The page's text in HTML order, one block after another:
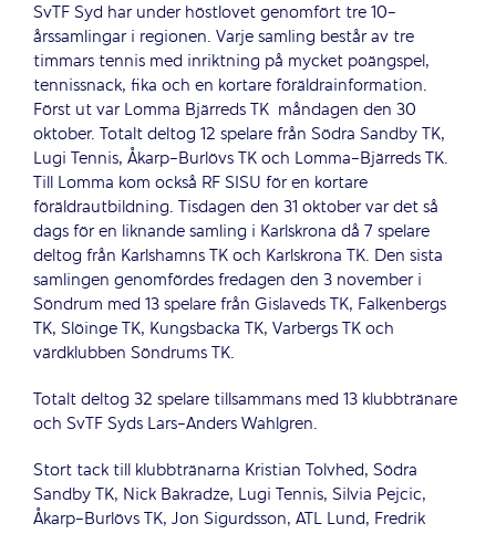
SvTF Syd har under höstlovet genomfört tre 10-
årssamlingar i regionen. Varje samling består av tre
timmars tennis med inriktning på mycket poängspel,
tennissnack, fika och en kortare föräldrainformation.
Först ut var Lomma Bjärreds TK måndagen den 30
oktober. Totalt deltog 12 spelare från Södra Sandby TK,
Lugi Tennis, Åkarp-Burlövs TK och Lomma-Bjärreds TK.
Till Lomma kom också RF SISU för en kortare
föräldrautbildning. Tisdagen den 31 oktober var det så
dags för en liknande samling i Karlskrona då 7 spelare
deltog från Karlshamns TK och Karlskrona TK. Den sista
samlingen genomfördes fredagen den 3 november i
Söndrum med 13 spelare från Gislaveds TK, Falkenbergs
TK, Slöinge TK, Kungsbacka TK, Varbergs TK och
värdklubben Söndrums TK.
Totalt deltog 32 spelare tillsammans med 13 klubbtränare
och SvTF Syds Lars-Anders Wahlgren.
Stort tack till klubbtränarna Kristian Tolvhed, Södra
Sandby TK, Nick Bakradze, Lugi Tennis, Silvia Pejcic,
Åkarp-Burlövs TK, Jon Sigurdsson, ATL Lund, Fredrik